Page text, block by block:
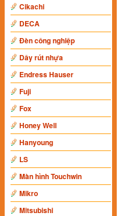
Cikachi
DECA
Đèn công nghiệp
Dây rút nhựa
Endress Hauser
Fuji
Fox
Honey Well
Hanyoung
LS
Màn hình Touchwin
Mikro
Mitsubishi